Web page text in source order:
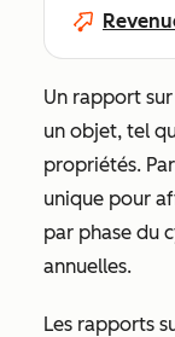
Un rapport
un objet, tel
propriétés.
unique pour
par phase du
annuelles.
Les rapports